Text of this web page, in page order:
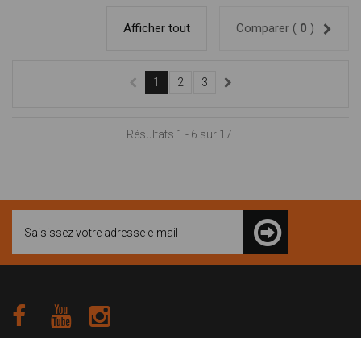
Comparer ( 0 )
Afficher tout
1 2 3
Résultats 1 - 6 sur 17.